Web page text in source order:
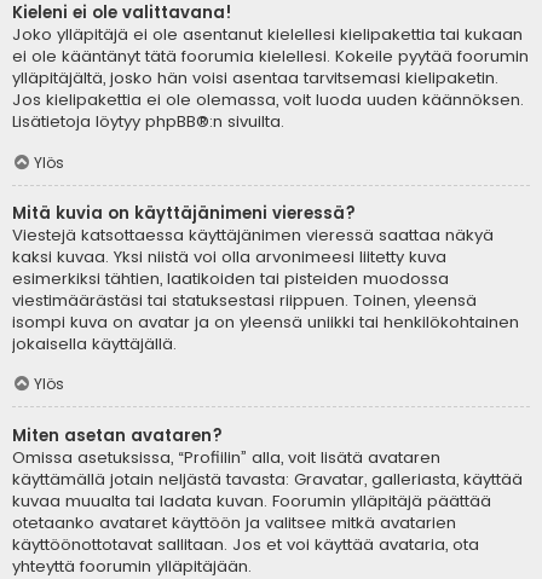
Kieleni ei ole valittavana!
Joko ylläpitäjä ei ole asentanut kielellesi kielipakettia tai kukaan
ei ole kääntänyt tätä foorumia kielellesi. Kokeile pyytää foorumin
ylläpitäjältä, josko hän voisi asentaa tarvitsemasi kielipaketin.
Jos kielipakettia ei ole olemassa, voit luoda uuden käännöksen.
Lisätietoja löytyy phpBB®:n sivuilta.
Ylös
Mitä kuvia on käyttäjänimeni vieressä?
Viestejä katsottaessa käyttäjänimen vieressä saattaa näkyä
kaksi kuvaa. Yksi niistä voi olla arvonimeesi liitetty kuva
esimerkiksi tähtien, laatikoiden tai pisteiden muodossa
viestimäärästäsi tai statuksestasi riippuen. Toinen, yleensä
isompi kuva on avatar ja on yleensä uniikki tai henkilökohtainen
jokaisella käyttäjällä.
Ylös
Miten asetan avataren?
Omissa asetuksissa, “Profiilin” alla, voit lisätä avataren
käyttämällä jotain neljästä tavasta: Gravatar, galleriasta, käyttää
kuvaa muualta tai ladata kuvan. Foorumin ylläpitäjä päättää
otetaanko avataret käyttöön ja valitsee mitkä avatarien
käyttöönottotavat sallitaan. Jos et voi käyttää avataria, ota
yhteyttä foorumin ylläpitäjään.